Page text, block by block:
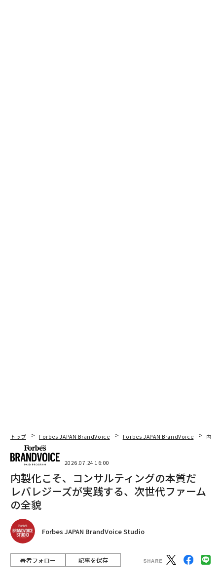
トップ Forbes JAPAN BrandVoice Forbes JAPAN BrandVoice 内製
2026.07.24 16:00
内製化こそ、コンサルティングの本質だ
レバレジーズが実践する、次世代ファーム
の全貌
Forbes JAPAN BrandVoice Studio
著者フォロー 記事を保存